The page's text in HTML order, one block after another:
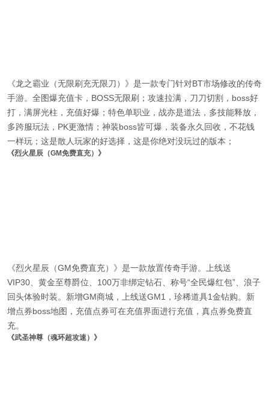
《龙之霸业（无限刷充无限刀）》是一款专门针对BT市场修改的传奇
手游。全图爆充值卡，BOSS无限刷；攻速拉满，刀刀切割，boss好
打，满屏光柱，充值好爆；特色单职业，战亦是道法，多技能释放，
多跨服玩法，PK更激情；神装boss皆可爆，装备永久回收，不花钱
一样玩；这是散人玩家的好选择，这是你绝对没玩过的版本；
《烈火星辰（GM免费直充）》
《烈火星辰（GM免费直充）》是一款放置传奇手游。上线送
VIP30、黄金至尊爵位、100万非绑定钻石、称号“全民爆红包”、浪子
回头体验时装。新增GM商城，上线送GM1，珍稀道具1金钻购。新
增点券boss地图，充值点券可在充值界面进行充值，真点券免费直
充。
《武圣神尊（魂环超攻速）》